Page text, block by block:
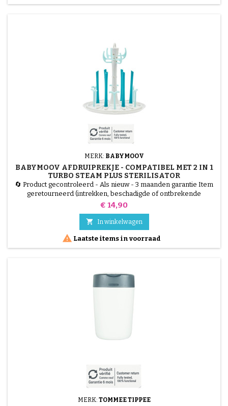
MERK: BABYMOOV
BABYMOOV AFDRUIPREKJE - COMPATIBEL MET 2 IN 1
TURBO STEAM PLUS STERILISATOR
🔄 Product gecontroleerd - Als nieuw - 3 maanden garantie Item
geretourneerd (intrekken, beschadigde of ontbrekende
verpakking). Getest, 100% functioneel. Originele lekbak,
stoomsterilisator, voor het praktisch en hygiënisch drogen van
zuigflessen en accessoires.
Prijs
€ 14,90
 In winkelwagen
 Laatste items in voorraad
MERK: TOMMEE TIPPEE